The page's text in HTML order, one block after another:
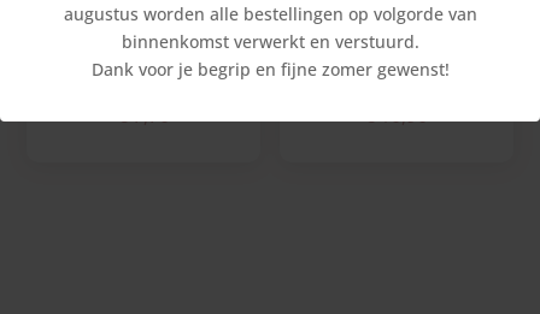
augustus worden alle bestellingen op volgorde van
binnenkomst verwerkt en verstuurd.
Dank voor je begrip en fijne zomer gewenst!
Drie kerstboomboefjes
€7,70
Drie lichtdragertjes
€10,90